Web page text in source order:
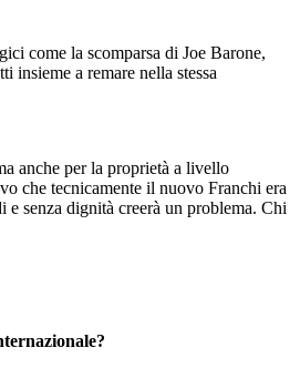
come la scomparsa di Joe Barone,
a remare nella stessa
anche per la proprietà a livello
che tecnicamente il nuovo Franchi era
senza dignità creerà un problema. Chi